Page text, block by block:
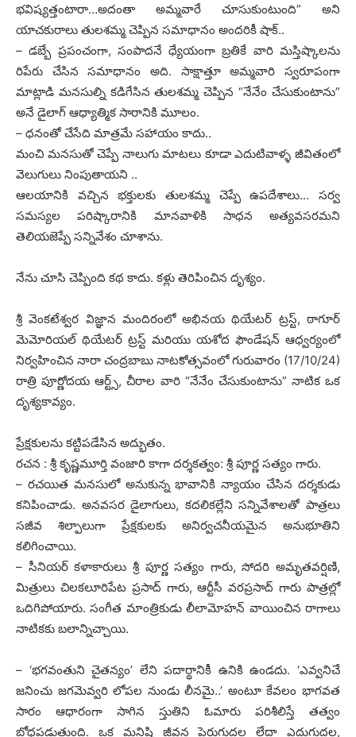
భవిష్యత్తంటారా…అదంతా అమ్మవారే చూసుకుంటుంది” అని
యాచకురాలు తులశమ్మ చెప్పిన సమాధానం అందరికీ షాక్..
– డబ్బే ప్రపంచంగా, సంపాదనే ధ్యేయంగా బ్రతికే వారి మస్తిష్కాలను
రిపేరు చేసిన సమాధానం అది. సాక్షాత్తూ అమ్మవారి స్వరూపంగా
మాట్లాడి మనసుల్ని కడిగేసిన తులశమ్మ చెప్పిన “నేనేం చేసుకుంటాను”
అనే డైలాగ్ ఆధ్యాత్మిక సారానికి మూలం.
– ధనంతో చేసేది మాత్రమే సహాయం కాదు..
మంచి మనసుతో చెప్పే నాలుగు మాటలు కూడా ఎదుటివాళ్ళ జీవితంలో
వెలుగులు నింపుతాయని ..
ఆలయానికి వచ్చిన భక్తులకు తులశమ్మ చెప్పే ఉపదేశాలు… సర్వ
సమస్యల పరిష్కారానికి మానవాళికి సాధన అత్యవసరమని
తెలియజెప్పే సన్నివేశం చూశాను.
నేను చూసి చెప్పింది కథ కాదు. కళ్లు తెరిపించిన దృశ్యం.
శ్రీ వెంకటేశ్వర విజ్ఞాన మందిరంలో అభినయ థియేటర్ ట్రస్ట్, ఠాగూర్
మెమోరియల్ థియేటర్ ట్రస్ట్ మరియు యశోద ఫౌండేషన్ ఆధ్వర్యంలో
నిర్వహించిన నారా చంద్రబాబు నాటకోత్సవంలో గురువారం (17/10/24)
రాత్రి పూర్ణోదయ ఆర్ట్స్, చీరాల వారి “నేనేం చేసుకుంటాను” నాటిక ఒక
దృశ్యకావ్యం.
ప్రేక్షకులను కట్టిపడేసిన అద్భుతం.
రచన : శ్రీ కృష్ణమూర్తి వంజారి కాగా దర్శకత్వం: శ్రీ పూర్ణ సత్యం గారు.
– రచయిత మనసులో అనుకున్న భావానికి న్యాయం చేసిన దర్శకుడు
కనిపించాడు. అనవసర డైలాగులు, కదలికల్లేని సన్నివేశాలతో పాత్రలు
సజీవ శిల్పాలుగా ప్రేక్షకులకు అనిర్వచనీయమైన అనుభూతిని
కలిగించాయి.
– సీనియర్ కళాకారులు శ్రీ పూర్ణ సత్యం గారు, సోదరి అమృతవర్షిణి,
మిత్రులు చిలకలూరిపేట ప్రసాద్ గారు, ఆర్టీసీ వరప్రసాద్ గారు పాత్రల్లో
ఒదిగిపోయారు. సంగీత మాంత్రికుడు లీలామోహన్ వాయించిన రాగాలు
నాటికకు బలాన్నిచ్చాయి.
– ‘భగవంతుని చైతన్యం’ లేని పదార్థానికీ ఉనికి ఉండదు. ‘ఎవ్వనిచే
జనించు జగమెవ్వరి లోపల నుండు లీనమై..’ అంటూ కేవలం భాగవత
సారం ఆధారంగా సాగిన స్తుతిని ఓమారు పరిశీలిస్తే తత్వం
బోధపడుతుంది. ఒక మనిషి జీవన పెరుగుదల లేదా ఎదుగుదల,